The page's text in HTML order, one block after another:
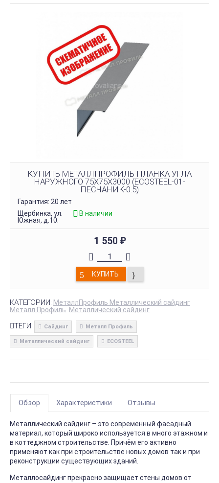
КУПИТЬ МЕТАЛЛПРОФИЛЬ ПЛАНКА УГЛА
НАРУЖНОГО 75Х75Х3000 (ECOSTEEL-01-
ПЕСЧАНИК-0.5)
Гарантия: 20 лет
Щербинка, ул.
Южная, д.10:
В наличии
1 550 ₽
КУПИТЬ
КАТЕГОРИИ: МеталлПрофиль Металлический сайдинг
Металл Профиль Металлический сайдинг
ТЕГИ: Сайдинг Металл Профиль
Металлический сайдинг ECOSTEEL
Обзор Характеристики Отзывы
Металлический сайдинг – это современный фасадный
материал, который широко используется в много этажном и
в коттеджном строительстве. Причём его активно
применяют как при строительстве новых домов так и при
реконструкции существующих зданий.
Металлосайдинг прекрасно защищает стены домов от